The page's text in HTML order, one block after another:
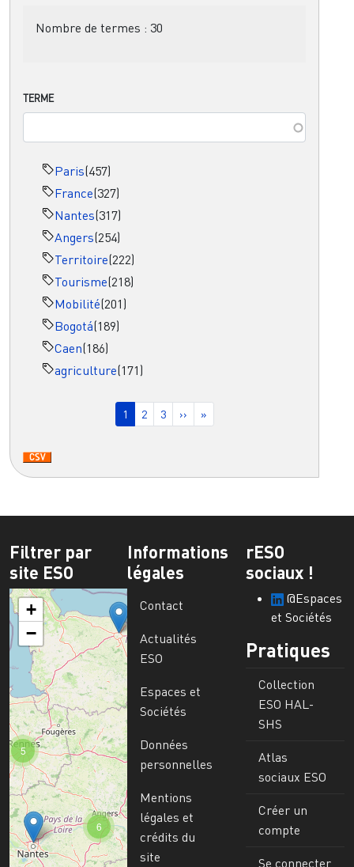
Nombre de termes : 30
TERME
Paris(457)
France(327)
Nantes(317)
Angers(254)
Territoire(222)
Tourisme(218)
Mobilité(201)
Bogotá(189)
Caen(186)
agriculture(171)
Page courante
1 Page
2 Page
3 Page suivante
›› Dernière page
»
Filtrer par
site ESO
6
5
+
−
Informations
légales
Contact
Actualités
ESO
Espaces et
Sociétés
Données
personnelles
Mentions
légales et
crédits du
site
rESO
sociaux !
@Espaces
et Sociétés
Pratiques
Collection
ESO HAL-
SHS
Atlas
sociaux ESO
Créer un
compte
Se connecter